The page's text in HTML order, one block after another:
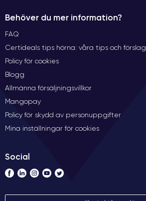
Behöver du mer information?
FAQ
Certideals tips hörna: våra tips och förslag
Policy för cookies
Blogg
Allmänna försäljningsvillkor
Mangopay
Policy för skydd av personuppgifter
Mina inställningar för cookies
Social